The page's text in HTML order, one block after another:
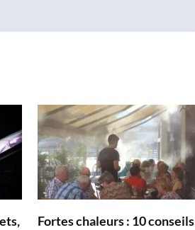
Fortes chaleurs : 10 conseils